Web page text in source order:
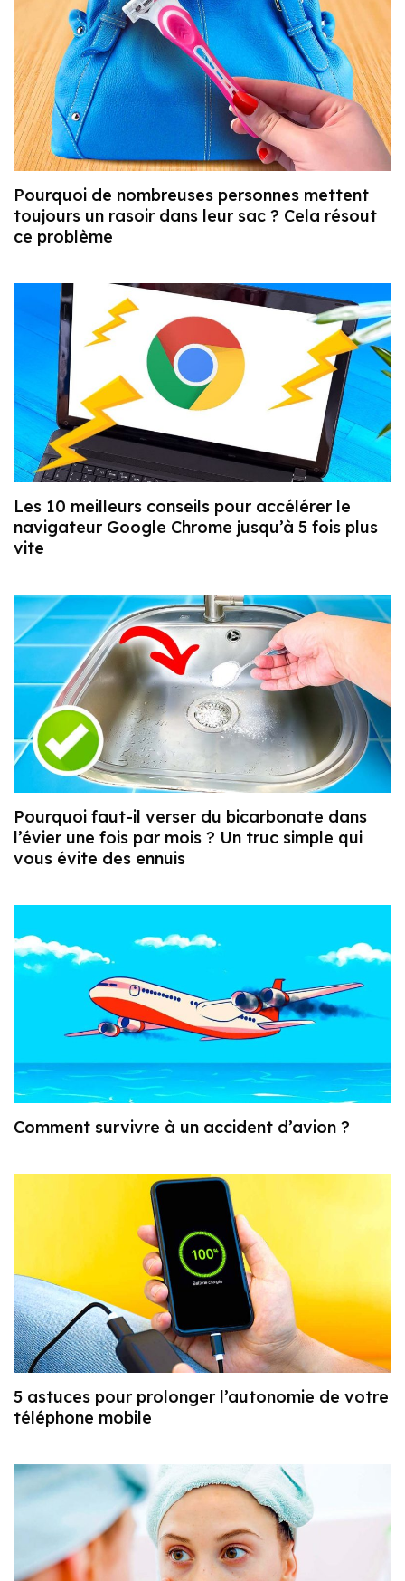
Pourquoi de nombreuses personnes mettent
toujours un rasoir dans leur sac ? Cela résout
ce problème
Les 10 meilleurs conseils pour accélérer le
navigateur Google Chrome jusqu’à 5 fois plus
vite
Pourquoi faut-il verser du bicarbonate dans
l’évier une fois par mois ? Un truc simple qui
vous évite des ennuis
Comment survivre à un accident d’avion ?
5 astuces pour prolonger l’autonomie de votre
téléphone mobile